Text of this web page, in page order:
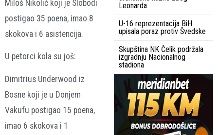
Miloš Nikolić koji je Slobodi
postigao 35 poena, imao 8
skokova i 6 asistencija.
U petorci kola su još:
Dimitrius Underwood iz
Bosne koji je u Donjem
Vakufu postigao 15 poena,
imao 6 skokova i 1
Leonarda
U-16 reprezentacija BiH
upisala poraz protiv Švedske
Skupština NK Čelik podržala
izgradnju Nacionalnog
stadiona